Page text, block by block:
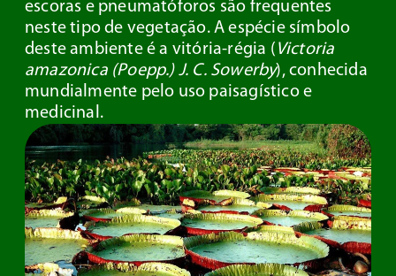
escoras e pneumatóforos são frequentes
neste tipo de vegetação. A espécie símbolo
deste ambiente é a vitória-régia ( Victoria
amazonica (Poepp.) J. C. Sowerby), conhecida
mundialmente pelo uso paisagístico e
medicinal.